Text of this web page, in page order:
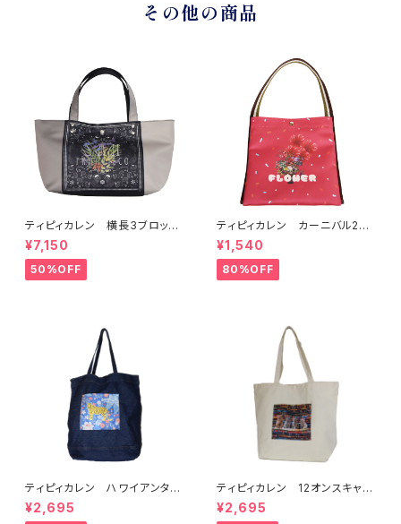
その他の商品
ティピィカレン 横長3ブロック
スカーフ柄2WAYトートバッグ
¥7,150
50%OFF
ティピィカレン カーニバル2W
AYワンハンドルバッグ
¥1,540
80%OFF
ティピィカレン ハワイアンタイ
ガーデニムトートマイバッグ
¥2,695
ティピィカレン 12オンスキャン
バスネイティブ柄ビッグマイバッ
グ
¥2,695